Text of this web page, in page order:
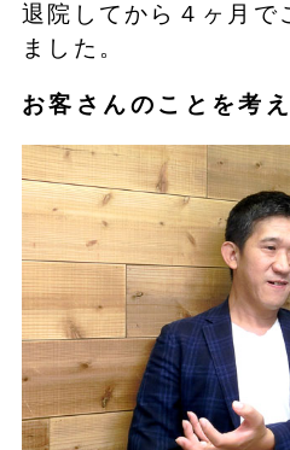
退院してから４ヶ月で
ました。
お客さんのことを考